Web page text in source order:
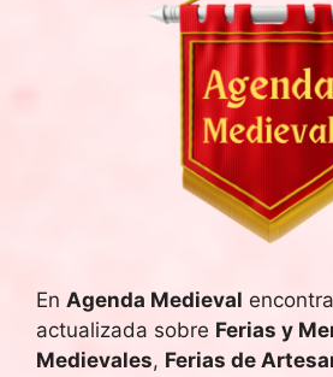
En Agenda Medieval
actualizada sobre Ferias y
Medievales, Ferias de